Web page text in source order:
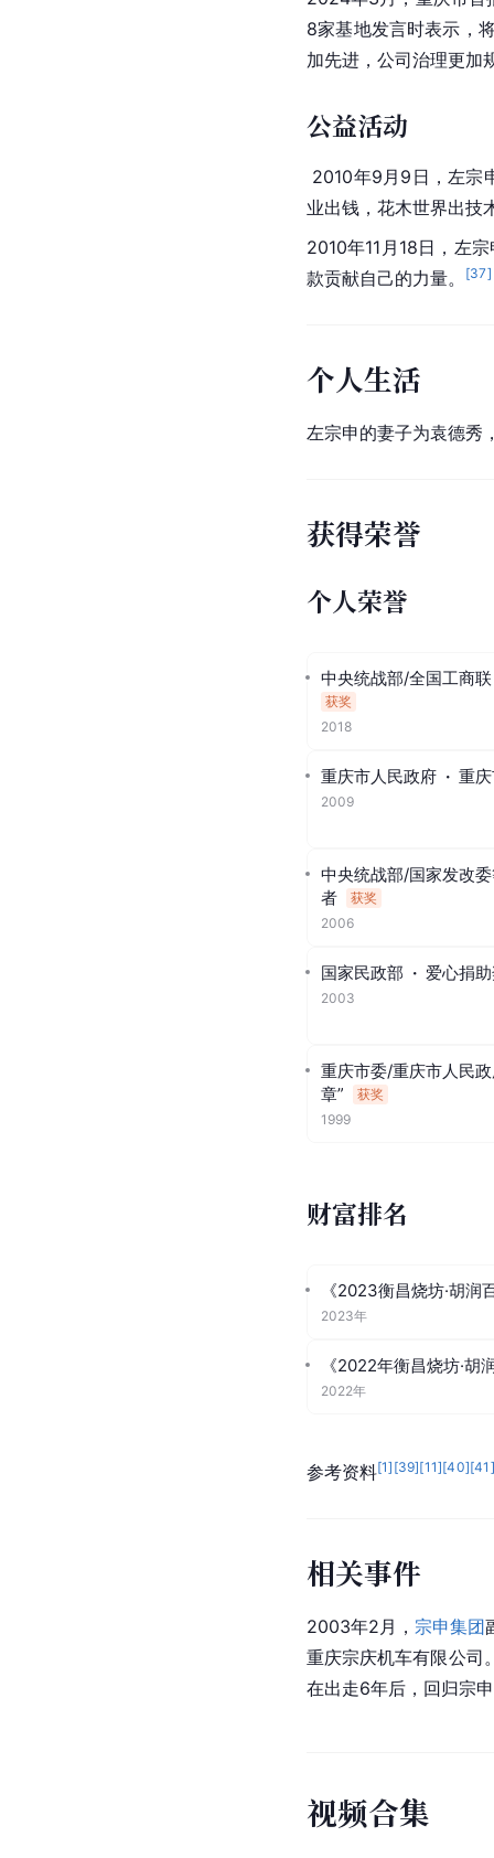
8家基地发言时表示，
加先进，公司治理更加
公益活动
2010年9月9日，左宗
业出钱，花木世界出技
2010年11月18日，左
款贡献自己的力量。
[37]
个人生活
左宗申的妻子为袁德秀
获得荣誉
个人荣誉
中央统战部/全国工商联
获奖
2018
重庆市人民政府 · 重
2009
中央统战部/国家发改
者
获奖
2006
国家民政部 · 爱心捐
2003
重庆市委/重庆市人民
章”
获奖
1999
财富排名
《2023衡昌烧坊·胡润
2023年
《2022年衡昌烧坊·胡
2022年
参考资料[1] [39][11][40][41 ]
相关事件
2003年2月， 宗申集团
重庆宗庆机车有限公司
在出走6年后，回归宗
视频合集